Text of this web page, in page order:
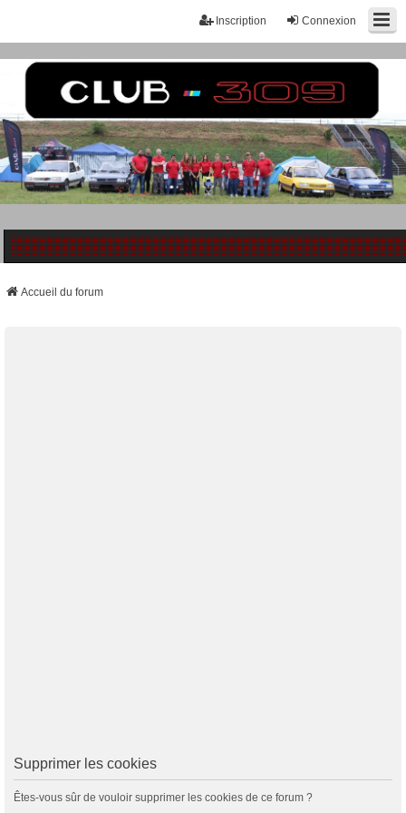
Connexion
Inscription
Accueil du forum
Supprimer les cookies
Êtes-vous sûr de vouloir supprimer les cookies de ce forum ?